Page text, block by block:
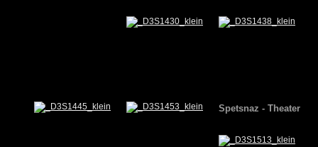
Spetsnaz - Theater